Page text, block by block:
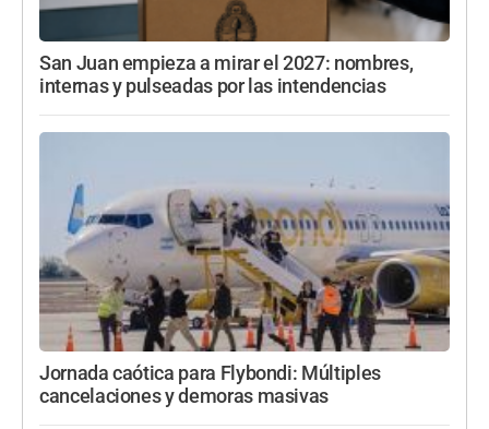
San Juan empieza a mirar el 2027: nombres,
internas y pulseadas por las intendencias
Jornada caótica para Flybondi: Múltiples
cancelaciones y demoras masivas